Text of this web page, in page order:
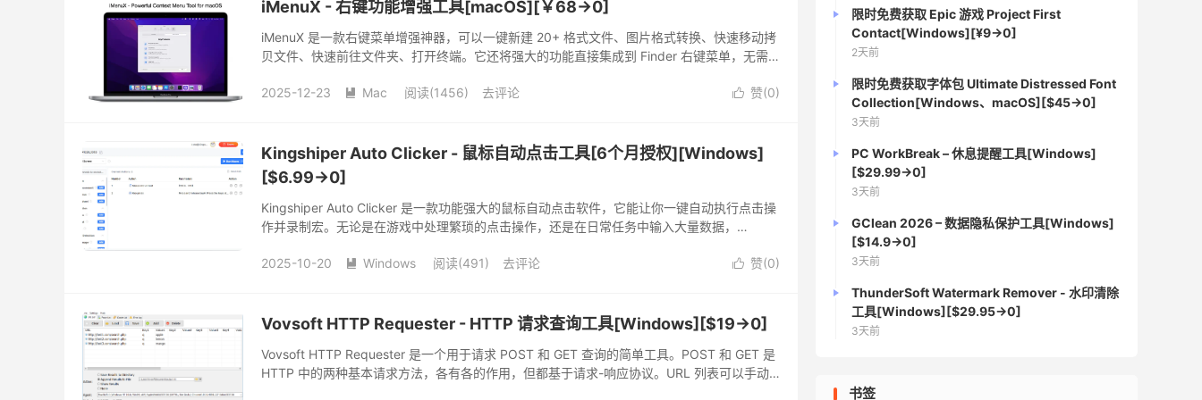
iMenuX - 右键功能增强工具[macOS][￥68→0]
iMenuX 是一款右键菜单增强神器，可以一键新建 20+ 格式文件、图片格式转换、快速移动拷
贝文件、快速前往文件夹、打开终端。它还将强大的功能直接集成到 Finder 右键菜单，无需
 赞(0)
2025-12-23  Mac 阅读(1456) 去评论
Kingshiper Auto Clicker - 鼠标自动点击工具[6个月授权][Windows]
[$6.99→0]
Kingshiper Auto Clicker 是一款功能强大的鼠标自动点击软件，它能让你一键自动执行点击操
作并录制宏。无论是在游戏中处理繁琐的点击操作，还是在日常任务中输入大量数据，
作序列，自动完成重复性任务。
 赞(0)
2025-10-20  Windows 阅读(491) 去评论
Vovsoft HTTP Requester - HTTP 请求查询工具[Windows][$19→0]
Vovsoft HTTP Requester 是一个用于请求 POST 和 GET 查询的简单工具。POST 和 GET 是
HTTP 中的两种基本请求方法，各有各的作用，但都基于请求-响应协议。URL 列表可以手动
限时免费获取 Epic 游戏 Project First
Contact[Windows][¥9→0]
2天前
限时免费获取字体包 Ultimate Distressed Font
Collection[Windows、macOS][$45→0]
3天前
PC WorkBreak – 休息提醒工具[Windows]
[$29.99→0]
3天前
GClean 2026 – 数据隐私保护工具[Windows]
[$14.9→0]
3天前
ThunderSoft Watermark Remover - 水印清除
工具[Windows][$29.95→0]
3天前
书签